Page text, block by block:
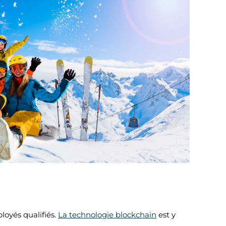
qualifiés. La technologie blockchain est y